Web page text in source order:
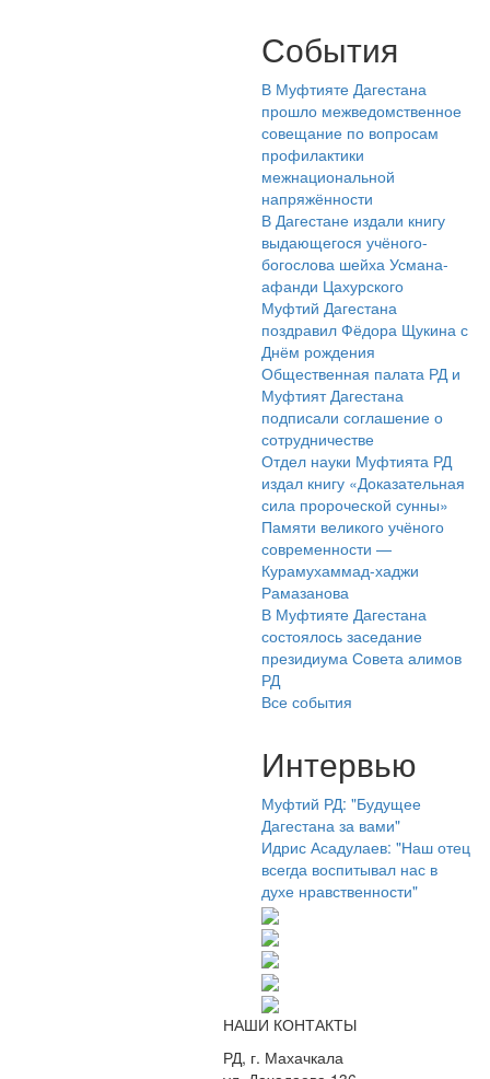
События
В Муфтияте Дагестана
прошло межведомственное
совещание по вопросам
профилактики
межнациональной
напряжённости
В Дагестане издали книгу
выдающегося учёного-
богослова шейха Усмана-
афанди Цахурского
Муфтий Дагестана
поздравил Фёдора Щукина с
Днём рождения
Общественная палата РД и
Муфтият Дагестана
подписали соглашение о
сотрудничестве
Отдел науки Муфтията РД
издал книгу «Доказательная
сила пророческой сунны»
Памяти великого учёного
современности —
Курамухаммад-хаджи
Рамазанова
В Муфтияте Дагестана
состоялось заседание
президиума Совета алимов
РД
Все события
Интервью
Муфтий РД: "Будущее
Дагестана за вами"
Идрис Асадулаев: "Наш отец
всегда воспитывал нас в
духе нравственности"
НАШИ КОНТАКТЫ
РД, г. Махачкала